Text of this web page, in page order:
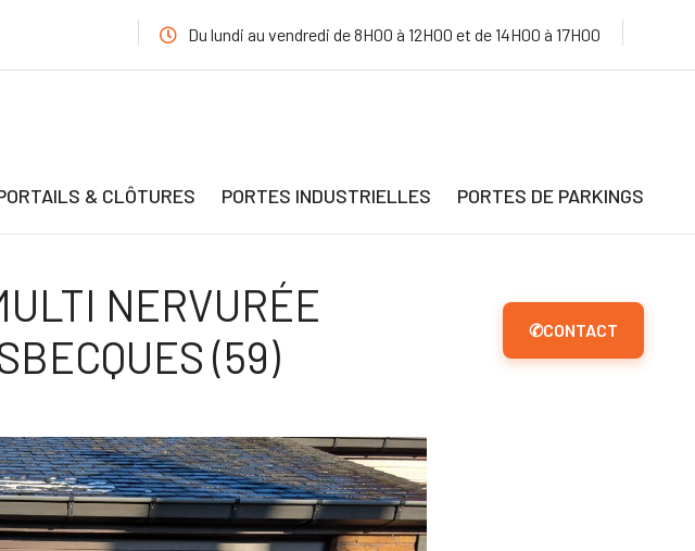
Du lundi au vendredi de 8H00 à 12H00 et de 14H00 à 17H00
& CLÔTURES PORTES INDUSTRIELLES PORTES DE PARKINGS
NERVURÉE
(59)
✆CONTACT